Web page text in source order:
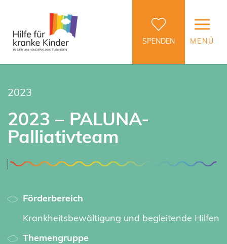
SPENDEN MENÜ
2023
2023 – PALUNA-
Palliativteam
Förderbereich
Krankheitsbewältigung und begleitende Hilfen
Themengruppe